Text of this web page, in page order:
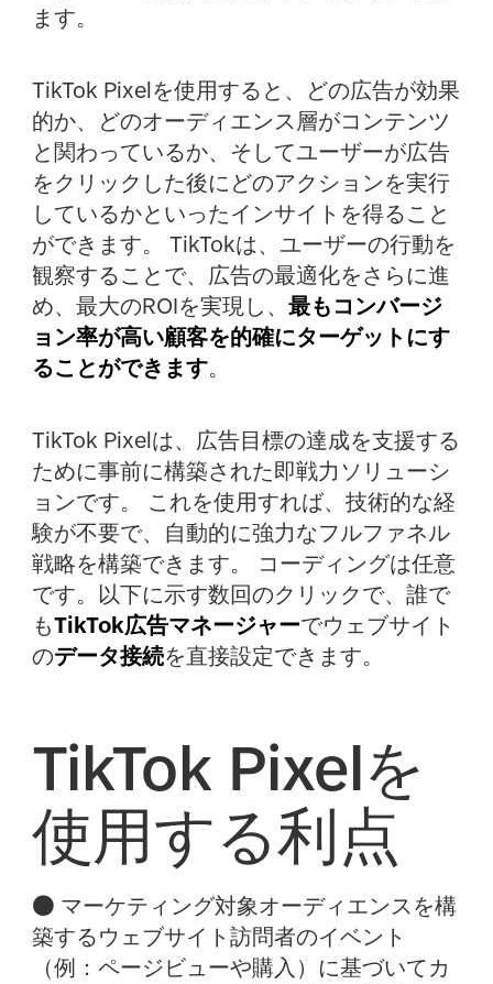
ます。
TikTok Pixelを使用すると、どの広告が効果
的か、どのオーディエンス層がコンテンツ
と関わっているか、そしてユーザーが広告
をクリックした後にどのアクションを実行
しているかといったインサイトを得ること
ができます。 TikTokは、ユーザーの行動を
観察することで、広告の最適化をさらに進
め、最大のROIを実現し、 最もコンバージ
ョン率が高い顧客を的確にターゲットにす
ることができます。
TikTok Pixelは、広告目標の達成を支援する
ために事前に構築された即戦力ソリューシ
ョンです。 これを使用すれば、技術的な経
験が不要で、自動的に強力なフルファネル
戦略を構築できます。 コーディングは任意
です。以下に示す数回のクリックで、誰で
もTikTok広告マネージャーでウェブサイト
のデータ接続を直接設定できます。
TikTok Pixelを
使用する利点
● マーケティング対象オーディエンスを構
築するウェブサイト訪問者のイベント
（例：ページビューや購入）に基づいてカ